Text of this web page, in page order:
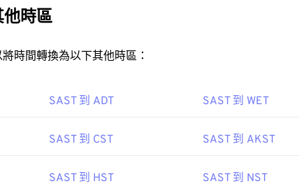
時區
時間轉換為以下其他時區：
SAST 到 ADT SAST 到 WET
SAST 到 CST SAST 到 AKST
SAST 到 HST SAST 到 NST